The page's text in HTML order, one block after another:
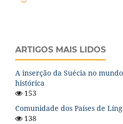
ARTIGOS MAIS LIDOS
A inserção da Suécia no
histórica
153
Comunidade dos Países de
138